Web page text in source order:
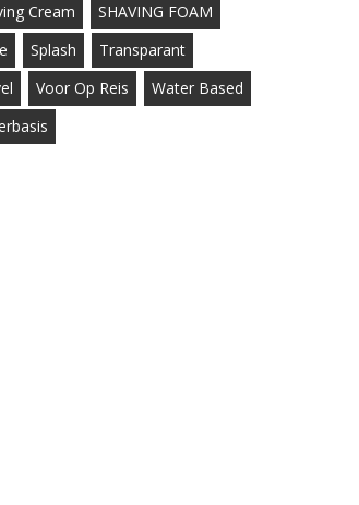
Cream
SHAVING FOAM
Splash
Transparant
Voor Op Reis
Water Based